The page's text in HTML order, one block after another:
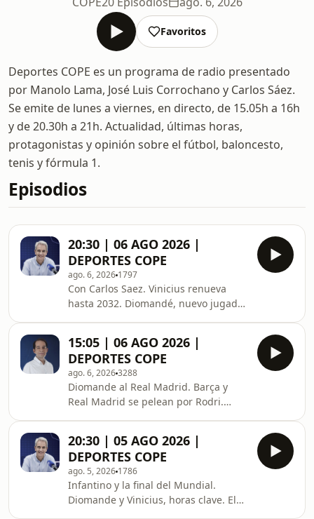
Favoritos
Deportes COPE es un programa de radio presentado
por Manolo Lama, José Luis Corrochano y Carlos Sáez.
Se emite de lunes a viernes, en directo, de 15.05h a 16h
y de 20.30h a 21h. Actualidad, últimas horas,
protagonistas y opinión sobre el fútbol, baloncesto,
tenis y fórmula 1.
Episodios
20:30 | 06 AGO 2026 |
DEPORTES COPE
ago. 6, 2026 1797
Con Carlos Saez. Vinicius renueva
hasta 2032. Diomandé, nuevo jugador
las críticas. Noticias de mercado.
Jódar, Hezonja o Márquez,
protagonistas más allá del fútbol
15:05 | 06 AGO 2026 |
DEPORTES COPE
ago. 6, 20263288
Diomande al Real Madrid. Barça y
Real Madrid se pelean por Rodri.
de Primera División. Polideportivo.
20:30 | 05 AGO 2026 |
DEPORTES COPE
ago. 5, 2026 1786
Infantino y la final del Mundial.
Diomande y Vinicius, horas clave. El